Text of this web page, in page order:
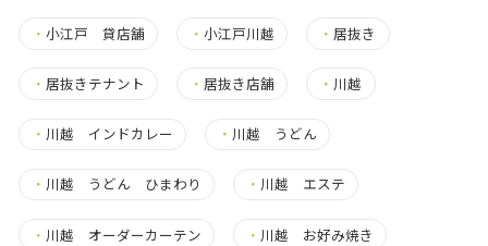
・ 小江戸 貸店舗 ・小江戸川越 ・居抜き
・ 居抜きテナント ・居抜き店舗 ・ 川越
・ 川越 インドカレー ・ 川越 うどん
・ 川越 うどん ひまわり ・ 川越 エステ
・ 川越 オーダーカーテン ・ 川越 お好み焼き